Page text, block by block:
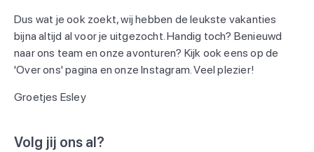
Dus wat je ook zoekt, wij hebben de leukste vakanties
bijna altijd al voor je uitgezocht. Handig toch? Benieuwd
naar ons team en onze avonturen? Kijk ook eens op de
'Over ons' pagina en onze Instagram. Veel plezier!
Groetjes Esley
Volg jij ons al?